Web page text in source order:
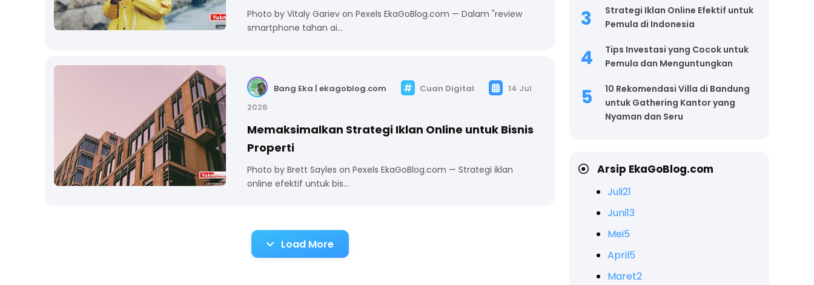
Photo by Vitaly Gariev on Pexels EkaGoBlog.com — Dalam "review
smartphone tahan ai…
Bang Eka | ekagoblog.com Cuan Digital
14 Jul
2026
Memaksimalkan Strategi Iklan Online untuk Bisnis
Properti
Photo by Brett Sayles on Pexels EkaGoBlog.com — Strategi iklan
online efektif untuk bis…
Load More
Strategi Iklan Online Efektif untuk
Pemula di Indonesia
Tips Investasi yang Cocok untuk
Pemula dan Menguntungkan
10 Rekomendasi Villa di Bandung
untuk Gathering Kantor yang
Nyaman dan Seru
Arsip EkaGoBlog.com
Juli21
Juni13
Mei5
April5
Maret2